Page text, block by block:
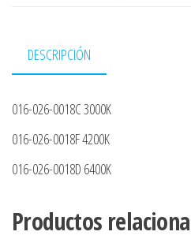
DESCRIPCIÓN
016-026-0018C 3000K
016-026-0018F 4200K
016-026-0018D 6400K
Productos